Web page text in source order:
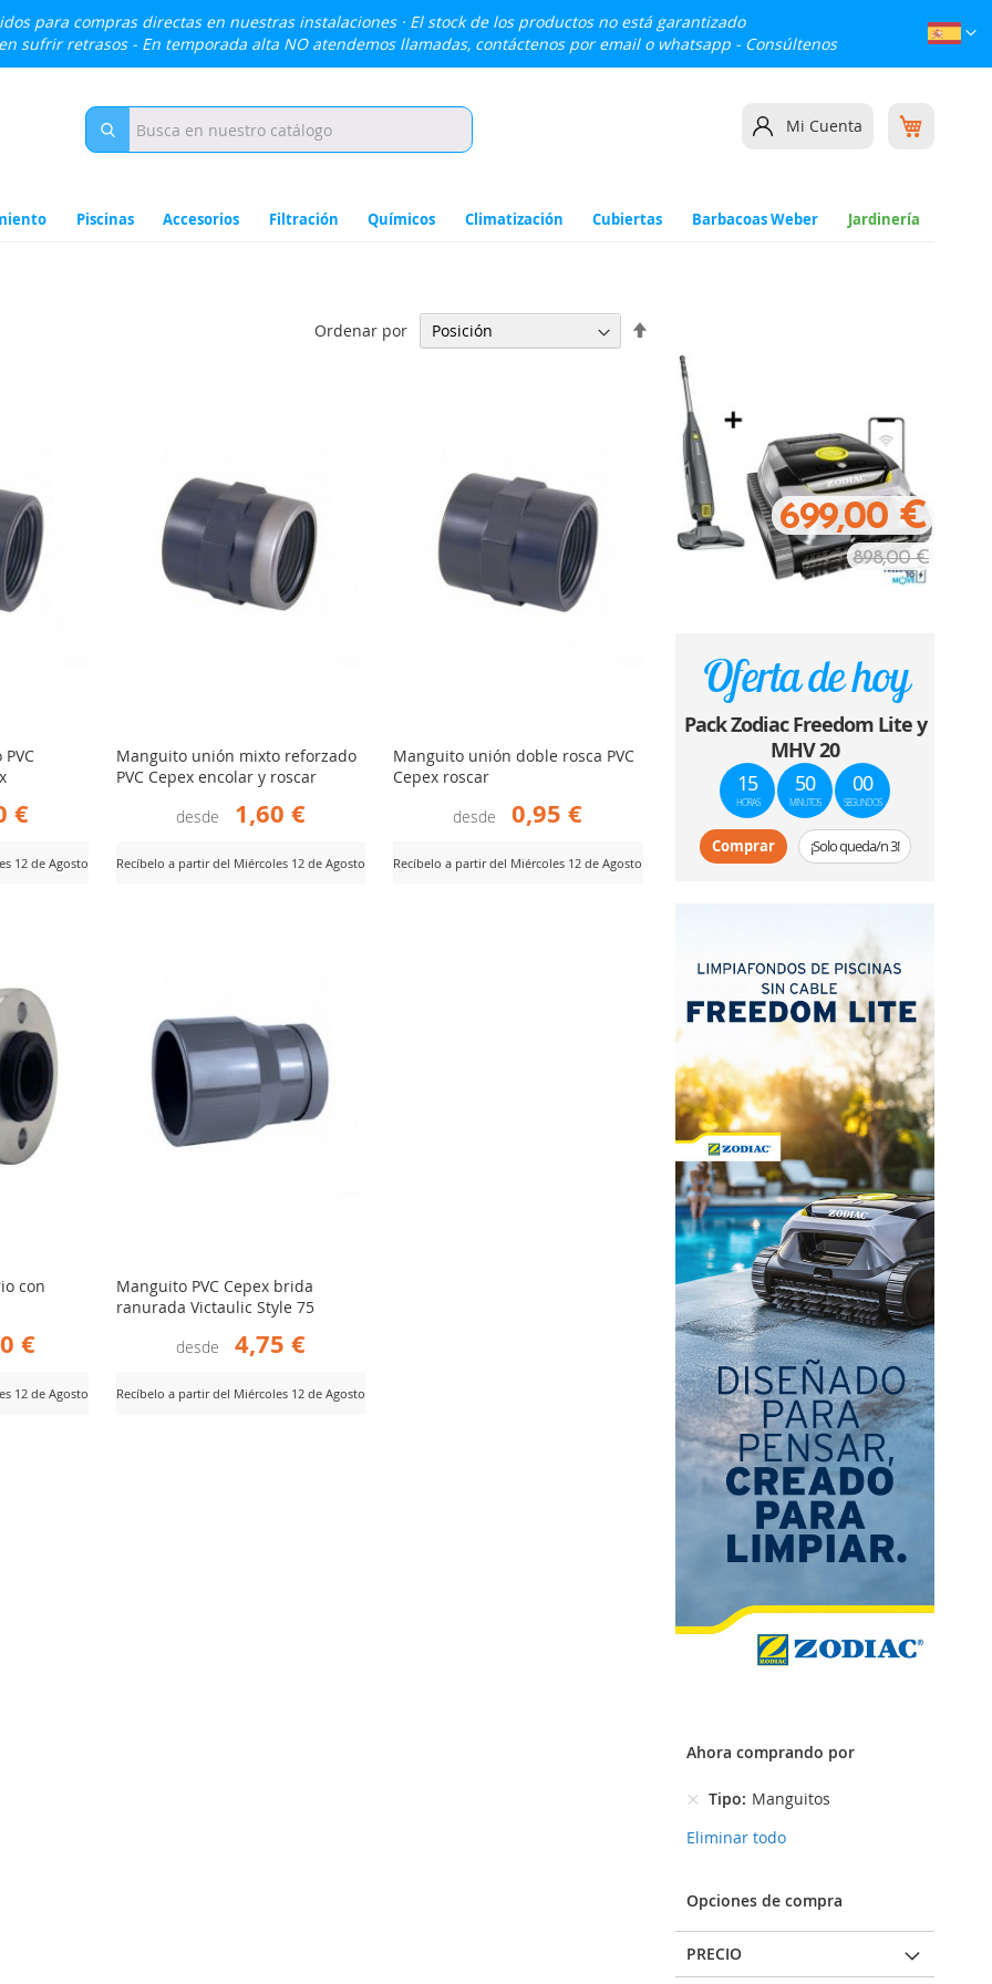
para compras directas en nuestras instalaciones · El stock de los productos no está garantizado
sufrir retrasos - En temporada alta NO atendemos llamadas, contáctenos por email o whatsapp - Consúltenos
Mi Cuenta
Piscinas Accesorios Filtración Químicos Climatización Cubiertas Barbacoas Weber Jardinería
Ordenar por
Descendente
€
12 de Agosto
Manguito unión mixto reforzado
PVC Cepex encolar y roscar
desde
1,60 €
Recíbelo a partir del Miércoles 12 de Agosto
Manguito unión doble rosca PVC
Cepex roscar
desde
0,95 €
Recíbelo a partir del Miércoles 12 de Agosto
con
€
12 de Agosto
Manguito PVC Cepex brida
ranurada Victaulic Style 75
desde
4,75 €
Recíbelo a partir del Miércoles 12 de Agosto
699,00 €
898,00 €
Oferta de hoy
Pack Zodiac Freedom Lite y
MHV 20
15
HORAS
49
MINUTOS
58
SEGUNDOS
Comprar ¡Solo queda/n 3!
Ahora comprando por
Tipo Manguitos
Eliminar todo
Opciones de compra
PRECIO